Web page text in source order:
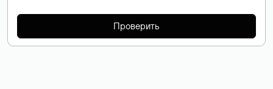
Проверить